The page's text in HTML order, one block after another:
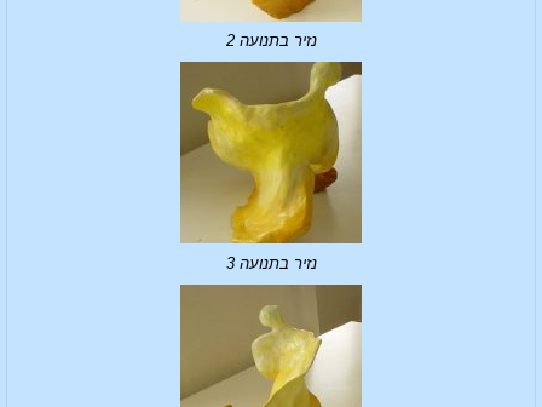
נזיר בתנועה 2
נזיר בתנועה 3